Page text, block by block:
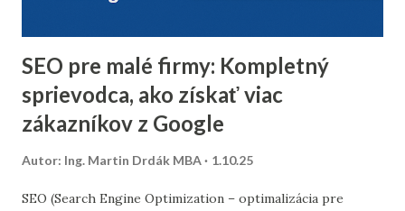
minuloročnej v...
SEO pre malé firmy: Kompletný
sprievodca, ako získať viac
zákazníkov z Google
Autor: Ing. Martin Drdák MBA 1.10.25
SEO (Search Engine Optimization – optimalizácia pre